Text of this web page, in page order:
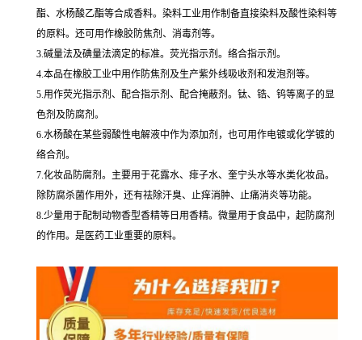
酯、水杨酸乙酯等合成香料。染料工业用作制备直接染料及酸性染料等
的原料。还可用作橡胶防焦剂、消毒剂等。
3.碱量法及碘量法滴定的标准。荧光指示剂。络合指示剂。
4.本品在橡胶工业中用作防焦剂及生产紫外线吸收剂和发泡剂等。
5.用作荧光指示剂、配合指示剂、配合掩蔽剂。钛、锆、钨等离子的显
色剂及防腐剂。
6.水杨酸在某些弱酸性电解液中作为添加剂，也可用作电镀或化学镀的
络合剂。
7.化妆品防腐剂。主要用于花露水、痱子水、奎宁头水等水类化妆品。
除防腐杀菌作用外，还有祛除汗臭、止痒消肿、止痛消炎等功能。
8.少量用于配制动物香型香精等日用香精。微量用于食品中，起防腐剂
的作用。是医药工业重要的原料。